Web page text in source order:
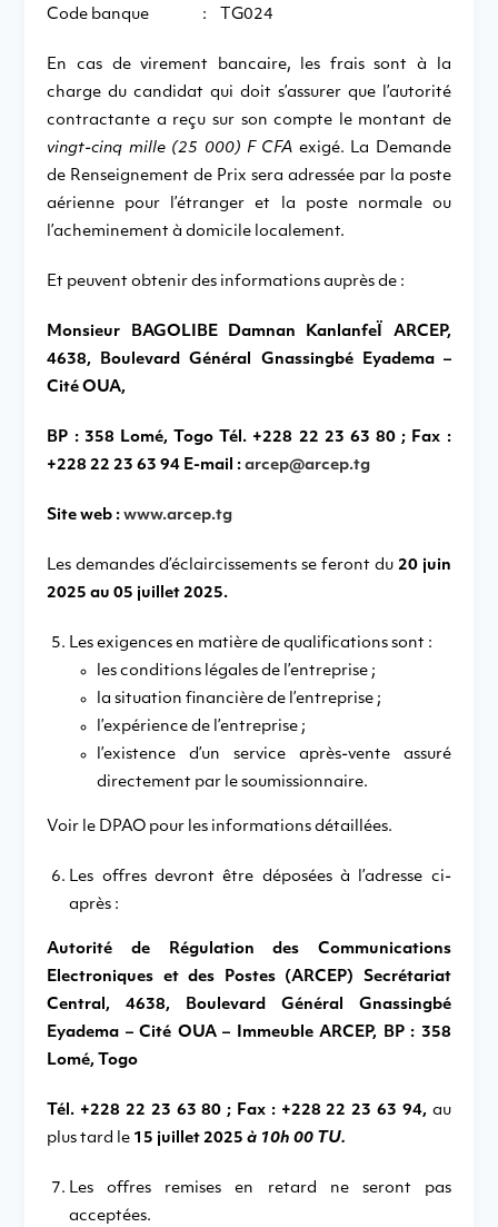
Code banque : TG024
En cas de virement bancaire, les frais sont à la
charge du candidat qui doit s’assurer que l’autorité
contractante a reçu sur son compte le montant de
vingt-cinq mille (25 000) F CFA exigé. La Demande
de Renseignement de Prix sera adressée par la poste
aérienne pour l’étranger et la poste normale ou
l’acheminement à domicile localement.
Et peuvent obtenir des informations auprès de :
Monsieur BAGOLIBE Damnan KanlanfeÏ ARCEP,
4638, Boulevard Général Gnassingbé Eyadema –
Cité OUA,
BP : 358 Lomé, Togo Tél. +228 22 23 63 80 ; Fax :
+228 22 23 63 94 E-mail :arcep@arcep.tg
Site web :www.arcep.tg
Les demandes d’éclaircissements se feront du 20 juin
2025 au 05 juillet 2025.
Les exigences en matière de qualifications sont :
les conditions légales de l’entreprise ;
la situation financière de l’entreprise ;
l’expérience de l’entreprise ;
l’existence d’un service après-vente assuré
directement par le soumissionnaire.
Voir le DPAO pour les informations détaillées.
Les offres devront être déposées à l’adresse ci-
après :
Autorité de Régulation des Communications
Electroniques et des Postes (ARCEP) Secrétariat
Central, 4638, Boulevard Général Gnassingbé
Eyadema – Cité OUA – Immeuble ARCEP, BP : 358
Lomé, Togo
Tél. +228 22 23 63 80 ; Fax : +228 22 23 63 94, au
plus tard le 15 juillet 2025 à 10h 00 TU.
Les offres remises en retard ne seront pas
acceptées.